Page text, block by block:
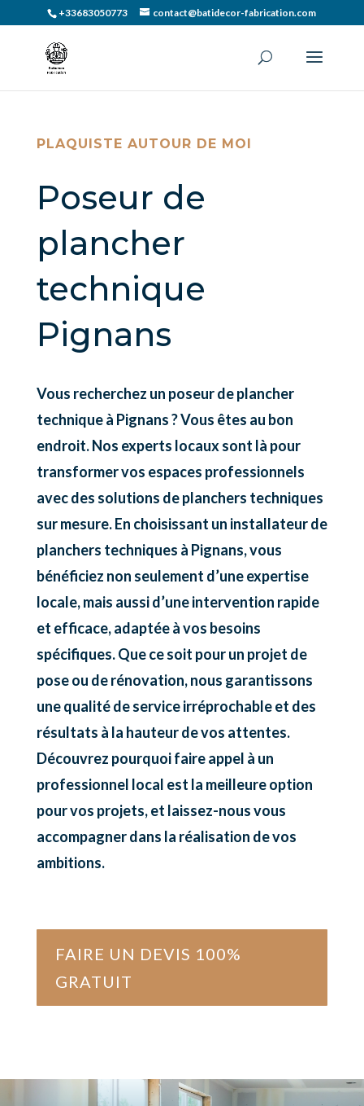
+33683050773 contact@batidecor-fabrication.com
PLAQUISTE AUTOUR DE MOI
Poseur de
plancher
technique
Pignans
Vous recherchez un poseur de plancher
technique à Pignans ? Vous êtes au bon
endroit. Nos experts locaux sont là pour
transformer vos espaces professionnels
avec des solutions de planchers techniques
sur mesure. En choisissant un installateur de
planchers techniques à Pignans, vous
bénéficiez non seulement d’une expertise
locale, mais aussi d’une intervention rapide
et efficace, adaptée à vos besoins
spécifiques. Que ce soit pour un projet de
pose ou de rénovation, nous garantissons
une qualité de service irréprochable et des
résultats à la hauteur de vos attentes.
Découvrez pourquoi faire appel à un
professionnel local est la meilleure option
pour vos projets, et laissez-nous vous
accompagner dans la réalisation de vos
ambitions.
FAIRE UN DEVIS 100%
GRATUIT